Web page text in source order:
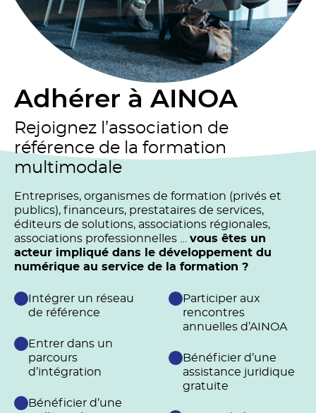
Adhérer à AINOA
Rejoignez l’association de
référence de la formation
multimodale
Entreprises, organismes de formation (privés et
publics), financeurs, prestataires de services,
éditeurs de solutions, associations régionales,
associations professionnelles … vous êtes un
acteur impliqué dans le développement du
numérique au service de la formation ?
Intégrer un réseau
de référence
Entrer dans un
parcours
d’intégration
Bénéficier d’une
Participer aux
rencontres
annuelles d’AINOA
Bénéficier d’une
assistance juridique
gratuite